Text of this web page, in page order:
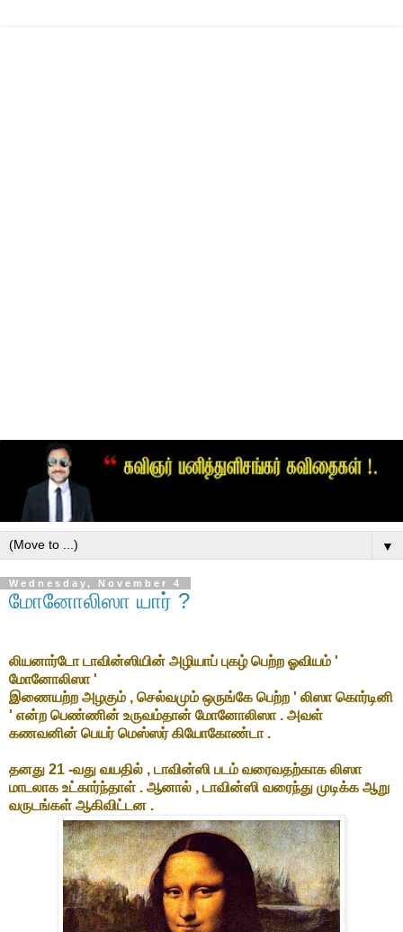
▼
Wednesday, November 4
மோனோலிஸா யார் ?
லியனார்டோ டாவின்ஸியின் அழியாப் புகழ் பெற்ற ஓவியம் '
மோனோலிஸா '
இணையற்ற அழகும் , செல்வமும் ஒருங்கே பெற்ற ' லிஸா கொர்டினி
' என்ற பெண்ணின் உருவம்தான் மோனோலிஸா . அவள்
கணவனின் பெயர் மெஸ்ஸர் கியோகோண்டா .
தனது 21 -வது வயதில் , டாவின்ஸி படம் வரைவதற்காக லிஸா
மாடலாக உட்கார்ந்தாள் . ஆனால் , டாவின்ஸி வரைந்து முடிக்க ஆறு
வருடங்கள் ஆகிவிட்டன .